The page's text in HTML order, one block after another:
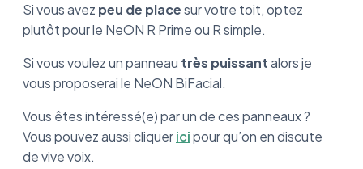
Si vous avez peu de placesur votre toit, optez
plutôt pour le NeON R Prime ou R simple.
Si vous voulez un panneau très puissantalors je
vous proposerai le NeON BiFacial.
Vous êtes intéressé(e) par un de ces panneaux ?
Vous pouvez aussi cliquericipour qu’on en discute
de vive voix.